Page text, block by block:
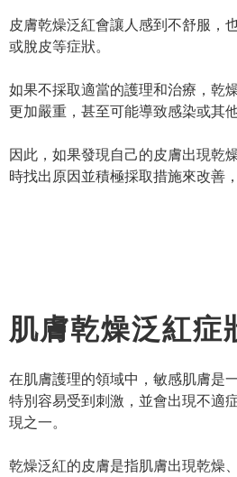
皮膚乾燥泛紅會讓人感到不舒服，
或脫皮等症狀。
如果不採取適當的護理和治療，乾
更加嚴重，甚至可能導致感染或其
因此，如果發現自己的皮膚出現乾
時找出原因並積極採取措施來改善
肌膚乾燥泛紅症
在肌膚護理的領域中，敏感肌膚是
特別容易受到刺激，並會出現不適
現之一。
乾燥泛紅的皮膚是指肌膚出現乾燥